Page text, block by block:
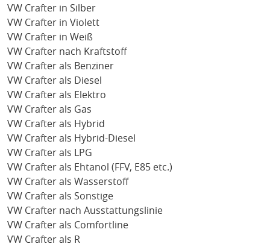
VW Crafter in Silber
VW Crafter in Violett
VW Crafter in Weiß
VW Crafter nach Kraftstoff
VW Crafter als Benziner
VW Crafter als Diesel
VW Crafter als Elektro
VW Crafter als Gas
VW Crafter als Hybrid
VW Crafter als Hybrid-Diesel
VW Crafter als LPG
VW Crafter als Ehtanol (FFV, E85 etc.)
VW Crafter als Wasserstoff
VW Crafter als Sonstige
VW Crafter nach Ausstattungslinie
VW Crafter als Comfortline
VW Crafter als R